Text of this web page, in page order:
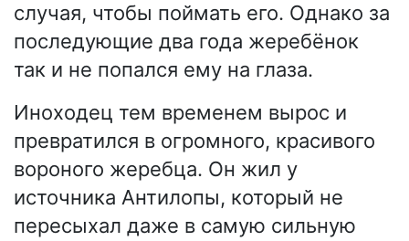
случая, чтобы поймать его. Однако за
последующие два года жеребёнок
так и не попался ему на глаза.
Иноходец тем временем вырос и
превратился в огромного, красивого
вороного жеребца. Он жил у
источника Антилопы, который не
пересыхал даже в самую сильную